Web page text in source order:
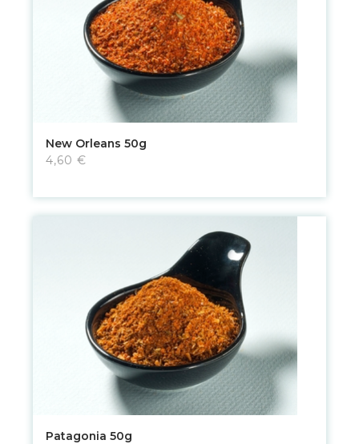
New Orleans 50g
4,60 €
Patagonia 50g